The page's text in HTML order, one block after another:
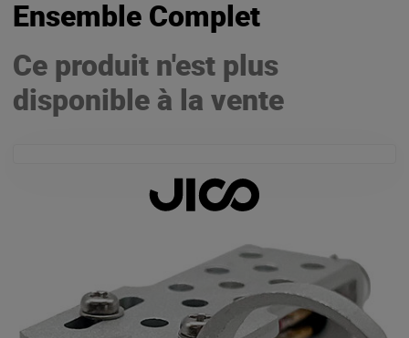
Ensemble Complet
Ce produit n'est plus
disponible à la vente